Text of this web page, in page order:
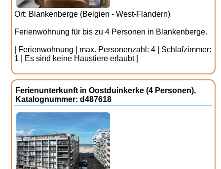
Ort: Blankenberge (Belgien - West-Flandern)
Ferienwohnung für bis zu 4 Personen in Blankenberge.
| Ferienwohnung | max. Personenzahl: 4 | Schlafzimmer:
1 | Es sind keine Haustiere erlaubt |
Ferienunterkunft in Oostduinkerke (4 Personen),
Katalognummer: d487618